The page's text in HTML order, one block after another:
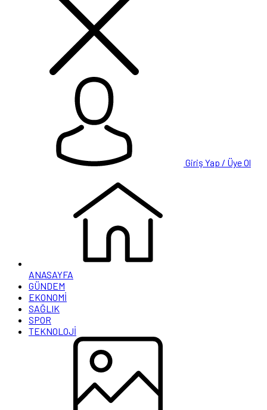
Giriş Yap / Üye Ol
ANASAYFA
GÜNDEM
EKONOMİ
SAĞLIK
SPOR
TEKNOLOJİ